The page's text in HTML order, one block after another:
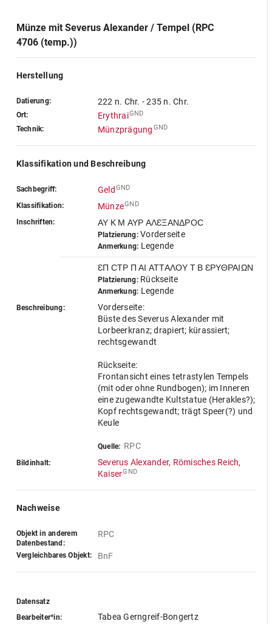
Münze mit Severus Alexander / Tempel (RPC
4706 (temp.))
Herstellung
Datierung: 222 n. Chr. - 235 n. Chr.
Ort: ErythraiGND
Technik: Münzprägung GND
Klassifikation und Beschreibung
Sachbegriff: Geld GND
Klassifikation: MünzeGND
Inschriften: ΑΥ Κ Μ ΑΥΡ ΑΛƐΞΑΝΔΡΟϹ
Platzierung:Vorderseite
Anmerkung: Legende
ƐΠ ϹΤΡ Π ΑΙ ΑΤΤΑΛΟΥ Τ Β ƐΡΥΘΡΑΙΩΝ
Platzierung:Rückseite
Anmerkung: Legende
Beschreibung:
Vorderseite:
Büste des Severus Alexander mit
Lorbeerkranz; drapiert; kürassiert;
rechtsgewandt
Rückseite:
Frontansicht eines tetrastylen Tempels
(mit oder ohne Rundbogen); im Inneren
eine zugewandte Kultstatue (Herakles?);
Kopf rechtsgewandt; trägt Speer(?) und
Keule
Quelle: RPC
Bildinhalt:
Severus Alexander, Römisches Reich,
KaiserGND
Nachweise
Objekt in anderem
Datenbestand:
RPC
Vergleichbares Objekt: BnF
Datensatz
Bearbeiter*in:
Tabea Gerngreif-Bongertz